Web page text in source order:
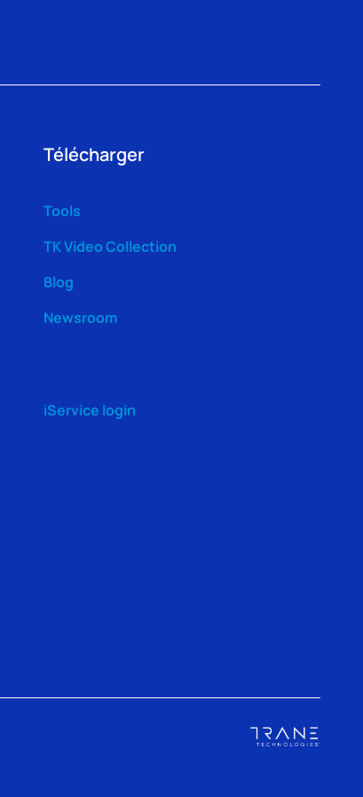
Télécharger
Tools
TK Video Collection
Blog
Newsroom
iService login